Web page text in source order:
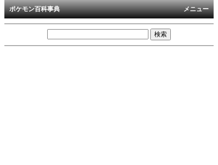
メニュー
ポケモン百科事典